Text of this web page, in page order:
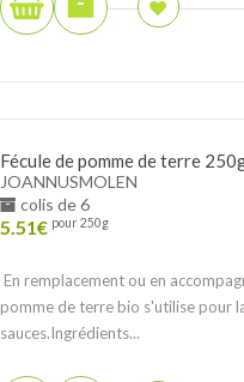
Fécule de pomme de terre
JOANNUSMOLEN
colis de 6
5.51€ pour 250g
En remplacement ou en
pomme de terre bio s'utilise pour
sauces.Ingrédients...